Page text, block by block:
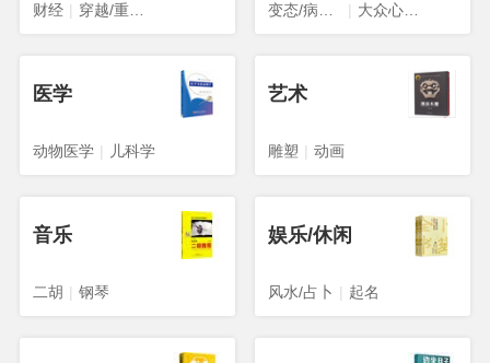
财经 | | 大众心理学
医学
动物医学 | 儿科学
艺术
雕塑 | 动画
音乐
二胡 | 钢琴
娱乐/休闲
风水/占卜 | 起名